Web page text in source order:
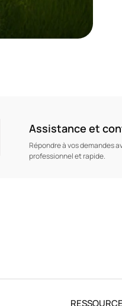
Assistance et
Répondre à vos demandes
professionnel et rapide.